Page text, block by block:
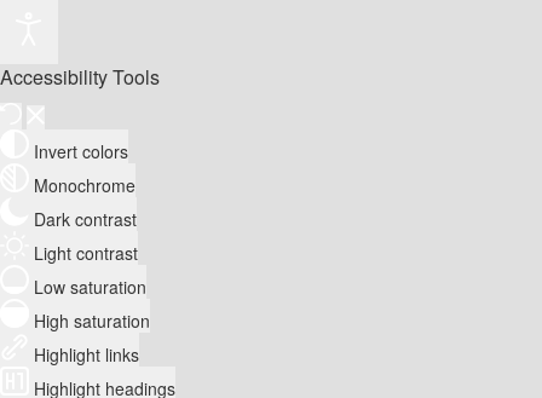
Accessibility Tools
Invert colors
Monochrome
Dark contrast
Light contrast
Low saturation
High saturation
Highlight links
Highlight headings